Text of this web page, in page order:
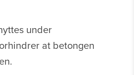
under
at betongen